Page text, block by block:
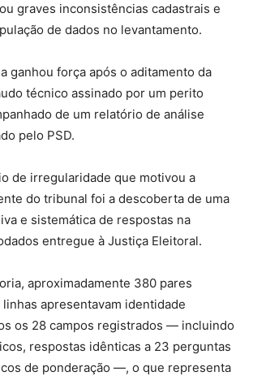
graves inconsistências cadastrais e
de dados no levantamento.
ganhou força após o aditamento da
técnico assinado por um perito
de um relatório de análise
pelo PSD.
de irregularidade que motivou a
do tribunal foi a descoberta de uma
e sistemática de respostas na
entregue à Justiça Eleitoral.
aproximadamente 380 pares
apresentavam identidade
os 28 campos registrados — incluindo
respostas idênticas a 23 perguntas
de ponderação —, o que representa